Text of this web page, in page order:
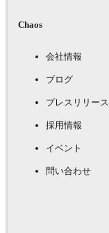
Chaos
会社情報
ブログ
プレスリリース
採用情報
イベント
問い合わせ